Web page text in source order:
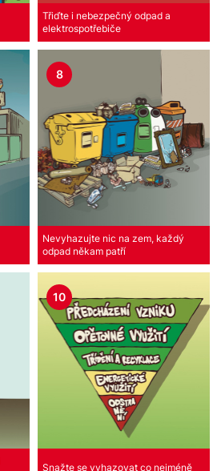
Třiďte i nebezpečný odpad a
elektrospotřebiče
8
Nevyhazujte nic na zem, každý
odpad někam patří
10
Snažte se vyhazovat co nejméně